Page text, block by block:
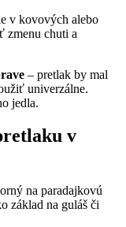
v kovových alebo
zmenu chuti a
– pretlak by mal
univerzálne.
jedla.
v
na paradajkovú
základ na guláš či